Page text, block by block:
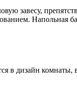
завесу,
Напольная
в дизайн